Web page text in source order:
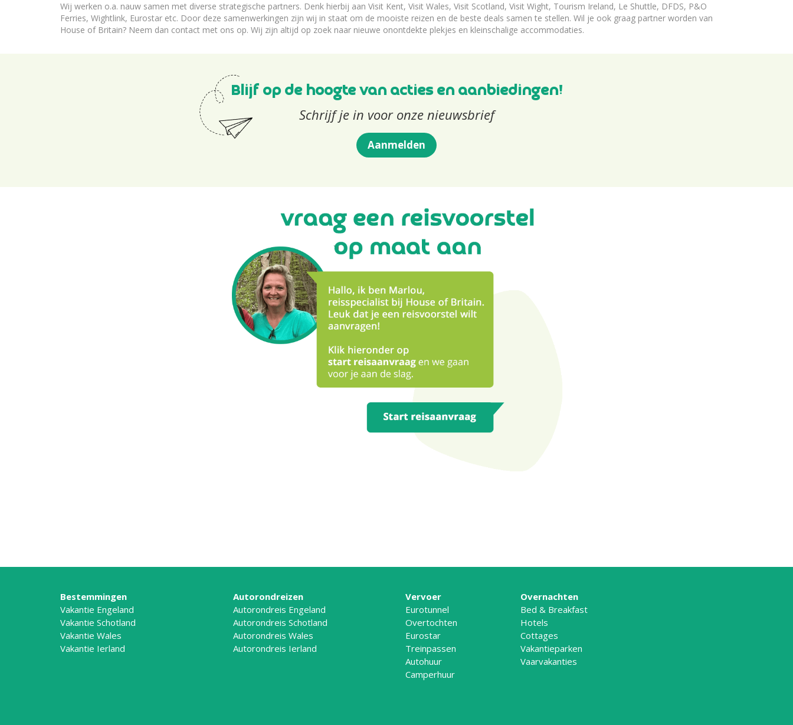
Wij werken o.a. nauw samen met diverse strategische partners. Denk hierbij aan Visit Kent, Visit Wales, Visit Scotland, Visit Wight, Tourism Ireland, Le Shuttle, DFDS, P&O
Ferries, Wightlink, Eurostar etc. Door deze samenwerkingen zijn wij in staat om de mooiste reizen en de beste deals samen te stellen. Wil je ook graag partner worden van
House of Britain? Neem dan contact met ons op. Wij zijn altijd op zoek naar nieuwe onontdekte plekjes en kleinschalige accommodaties.
Blijf op de hoogte van acties en aanbiedingen!
Schrijf je in voor onze nieuwsbrief
Aanmelden
Bestemmingen
Vakantie Engeland
Vakantie Schotland
Vakantie Wales
Vakantie Ierland
Autorondreizen
Autorondreis Engeland
Autorondreis Schotland
Autorondreis Wales
Autorondreis Ierland
Vervoer
Eurotunnel
Overtochten
Eurostar
Treinpassen
Autohuur
Camperhuur
Overnachten
Bed & Breakfast
Hotels
Cottages
Vakantieparken
Vaarvakanties